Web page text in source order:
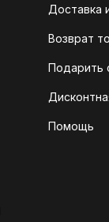
Доставка
Возврат
Подарить
Помощь